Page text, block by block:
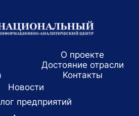
О проекте
Достояние отрасли
Koнтaкты
Новости
предприятий